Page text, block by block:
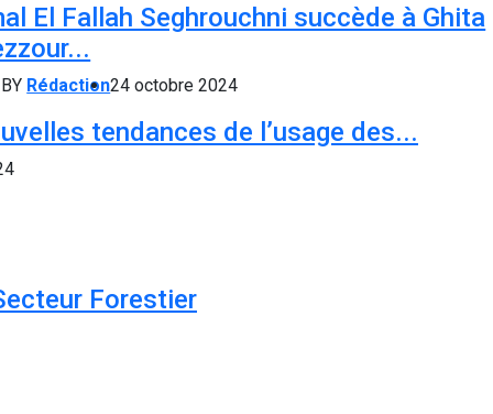
El Fallah Seghrouchni succède à Ghita
BY Rédaction24 octobre 2024
tendances de l’usage des...
Forestier